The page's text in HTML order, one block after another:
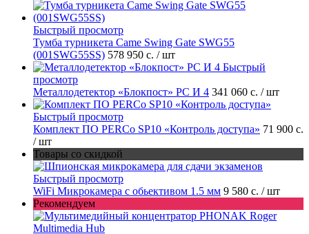
Быстрый просмотр
Тумба турникета Came Swing Gate SWG55
(001SWG55SS) 578 950 с. / шт
Быстрый
просмотр
Металлодетектор «Блокпост» PC И 4 341 060 с. / шт
Быстрый просмотр
Комплект ПО PERCo SP10 «Контроль доступа» 71 900 с.
/ шт
Товары со скидкой
Быстрый просмотр
WiFi Микрокамера с обьективом 1.5 мм 9 580 с. / шт
Рекомендуем